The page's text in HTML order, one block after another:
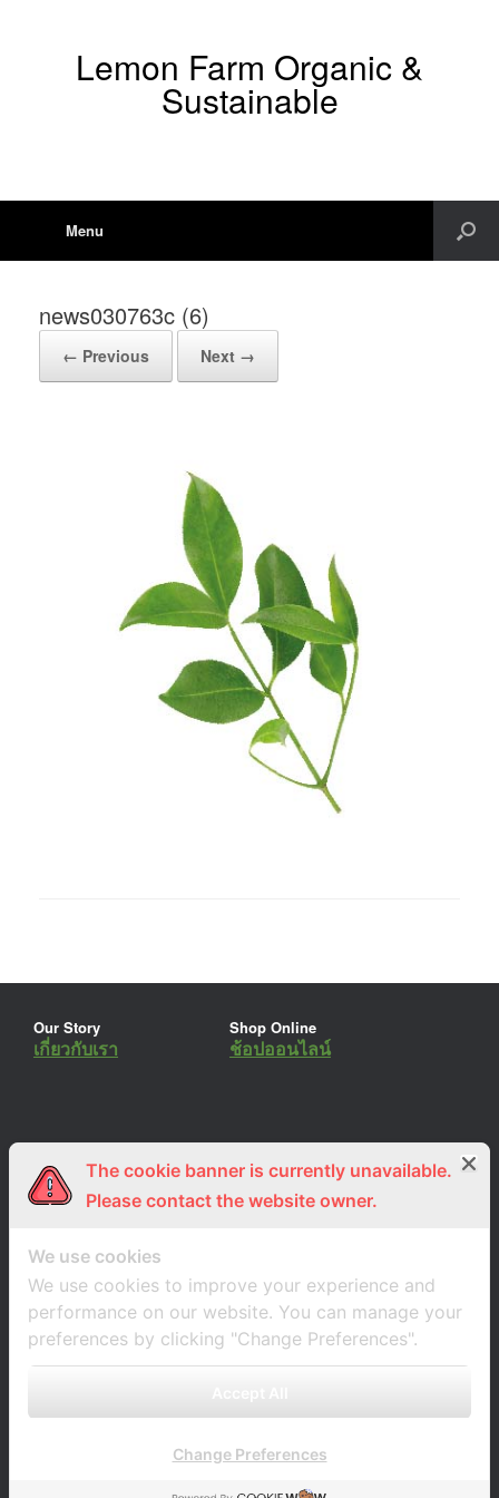
Lemon Farm Organic &
Sustainable
Menu
news030763c (6)
← Previous Next →
Our Story
เกี่ยวกับเรา
Shop Online
ช้อปออนไลน์
ร่วมงานกับเรา
สมัครงาน
Lemon Farm Cafe
ร้านอาหารอินทรีย์
The cookie banner is currently unavailable.
Please contact the website owner.
We use cookies
We use cookies to improve your experience and
performance on our website. You can manage your
preferences by clicking "Change Preferences".
Change Preferences